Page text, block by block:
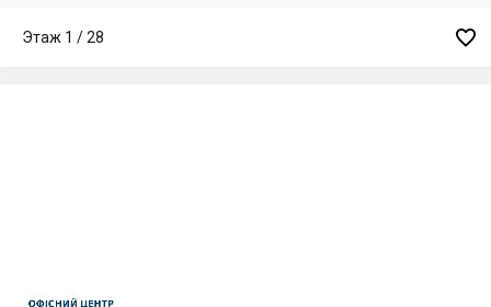
Этаж 1 / 28 